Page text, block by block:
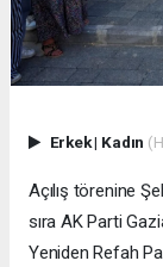
Erkek| Kadın
Açılış törenine
sıra AK Parti
Yeniden Refah